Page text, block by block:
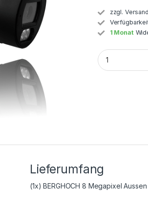
zzgl.
1 Monat
Lieferumfang
(1x) BERGHOCH 8 Megapixel